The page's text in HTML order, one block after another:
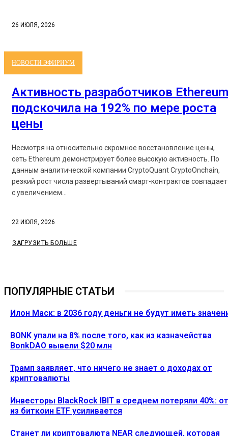
26 ИЮЛЯ, 2026
НОВОСТИ ЭФИРИУМ
Активность разработчиков Ethereum
подскочила на 192% по мере роста
цены
Несмотря на относительно скромное восстановление цены,
сеть Ethereum демонстрирует более высокую активность. По
данным аналитической компании CryptoQuant CryptoOnchain,
резкий рост числа развертываний смарт-контрактов совпадает
с увеличением...
22 ИЮЛЯ, 2026
ЗАГРУЗИТЬ БОЛЬШЕ
ПОПУЛЯРНЫЕ СТАТЬИ
Илон Маск: в 2036 году деньги не будут иметь
BONK упали на 8% после того, как из казначейства
BonkDAO вывели $20 млн
Трамп заявляет, что ничего не знает о доходах от
криптовалюты
Инвесторы BlackRock IBIT в среднем потеряли 40%:
из биткоин ETF усиливается
Станет ли криптовалюта NEAR следующей, которая